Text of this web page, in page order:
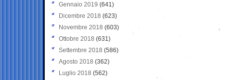
Gennaio 2019 (641)
Dicembre 2018 (623)
Novembre 2018 (603)
Ottobre 2018 (631)
Settembre 2018 (586)
Agosto 2018 (362)
Luglio 2018 (562)